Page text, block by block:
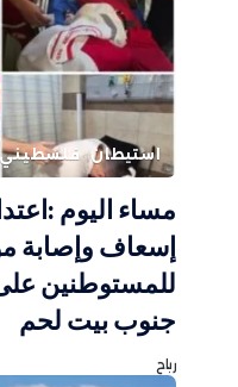
استيطان فلسطيني
مساء اليوم
إسعاف وإصابة
للمستوطنين
جنوب بيت لحم
رباح